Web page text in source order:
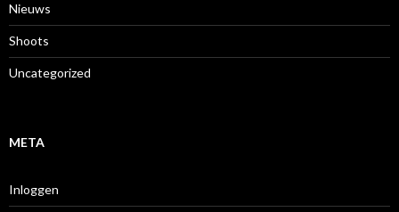
Nieuws
Shoots
Uncategorized
META
Inloggen